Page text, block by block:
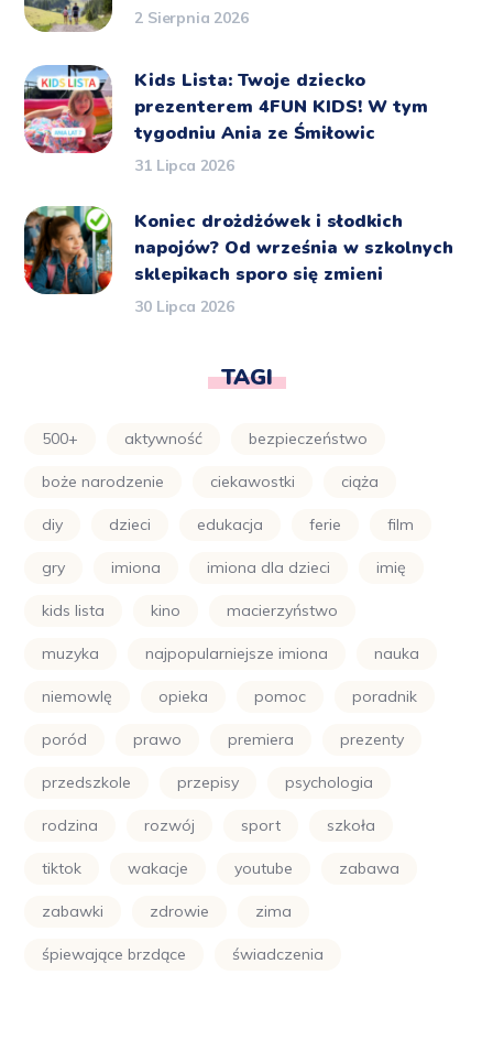
2 Sierpnia 2026
Kids Lista: Twoje dziecko
prezenterem 4FUN KIDS! W tym
tygodniu Ania ze Śmiłowic
31 Lipca 2026
Koniec drożdżówek i słodkich
napojów? Od września w szkolnych
sklepikach sporo się zmieni
30 Lipca 2026
TAGI
500+ aktywność bezpieczeństwo
boże narodzenie ciekawostki ciąża
diy dzieci edukacja ferie film
gry imiona imiona dla dzieci imię
kids lista kino macierzyństwo
muzyka najpopularniejsze imiona nauka
niemowlę opieka pomoc poradnik
poród prawo premiera prezenty
przedszkole przepisy psychologia
rodzina rozwój sport szkoła
tiktok wakacje youtube zabawa
zabawki zdrowie zima
śpiewające brzdące świadczenia